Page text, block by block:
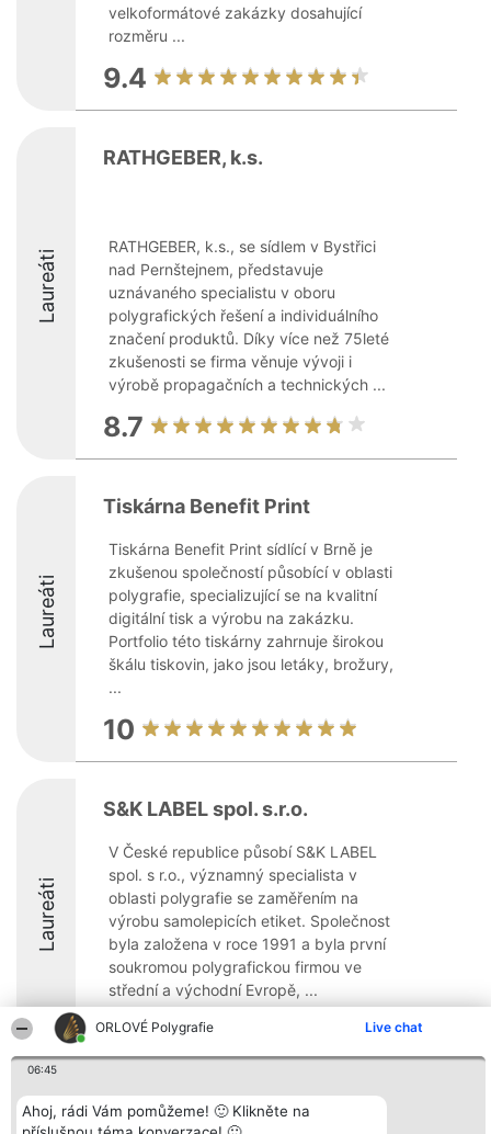
ORLOVÉ Polygrafie Live chat
06:45
Ahoj, rádi Vám pomůžeme! 🙂 Klikněte na
velkoformátové zakázky dosahující
rozměru ...
9.4
Laureáti
RATHGEBER, k.s.
RATHGEBER, k.s., se sídlem v Bystřici
nad Pernštejnem, představuje
uznávaného specialistu v oboru
polygrafických řešení a individuálního
značení produktů. Díky více než 75leté
zkušenosti se firma věnuje vývoji i
výrobě propagačních a technických ...
8.7
Laureáti
Tiskárna Benefit Print
Tiskárna Benefit Print sídlící v Brně je
zkušenou společností působící v oblasti
polygrafie, specializující se na kvalitní
digitální tisk a výrobu na zakázku.
Portfolio této tiskárny zahrnuje širokou
škálu tiskovin, jako jsou letáky, brožury,
...
10
Laureáti
S&K LABEL spol. s.r.o.
V České republice působí S&K LABEL
spol. s r.o., významný specialista v
oblasti polygrafie se zaměřením na
výrobu samolepicích etiket. Společnost
byla založena v roce 1991 a byla první
soukromou polygrafickou firmou ve
střední a východní Evropě, ...
Organizátor hlasování
Bright Side Solutions sp. z o.
Plebiscyt
Vítězové